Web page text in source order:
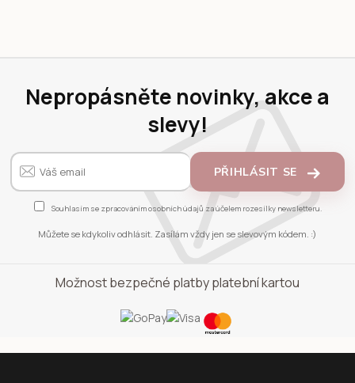
Nepropásněte novinky, akce a
slevy!
PŘIHLÁSIT SE
Souhlasím se zpracováním osobních údajů za účelem rozesílky newsletteru.
Můžete se kdykoliv odhlásit. Zasílám vždy jen se slevovým kódem. :)
Možnost bezpečné platby platební kartou